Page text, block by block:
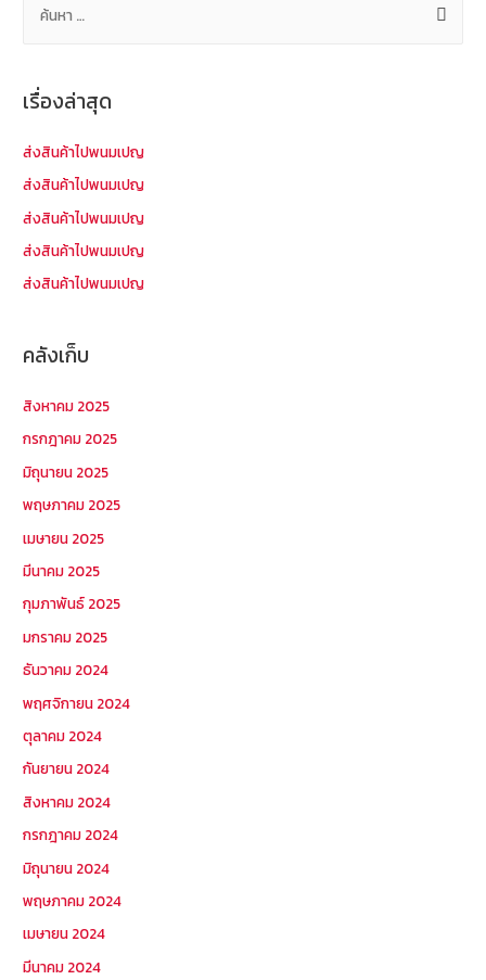
ห
รั
เรื่องล่าสุด
ส่งสินค้าไปพนมเปญ
ส่งสินค้าไปพนมเปญ
ส่งสินค้าไปพนมเปญ
ส่งสินค้าไปพนมเปญ
ส่งสินค้าไปพนมเปญ
คลังเก็บ
สิงหาคม 2025
กรกฎาคม 2025
มิถุนายน 2025
พฤษภาคม 2025
เมษายน 2025
มีนาคม 2025
กุมภาพันธ์ 2025
มกราคม 2025
ธันวาคม 2024
พฤศจิกายน 2024
ตุลาคม 2024
กันยายน 2024
สิงหาคม 2024
กรกฎาคม 2024
มิถุนายน 2024
พฤษภาคม 2024
เมษายน 2024
มีนาคม 2024